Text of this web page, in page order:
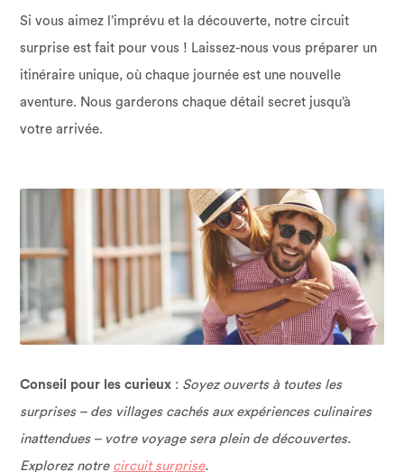
Si vous aimez l’imprévu et la découverte, notre circuit
surprise est fait pour vous ! Laissez-nous vous préparer un
itinéraire unique, où chaque journée est une nouvelle
aventure. Nous garderons chaque détail secret jusqu’à
votre arrivée.
Conseil pour les curieux : Soyez ouverts à toutes les
surprises – des villages cachés aux expériences culinaires
inattendues – votre voyage sera plein de découvertes.
Explorez notre circuit surprise.